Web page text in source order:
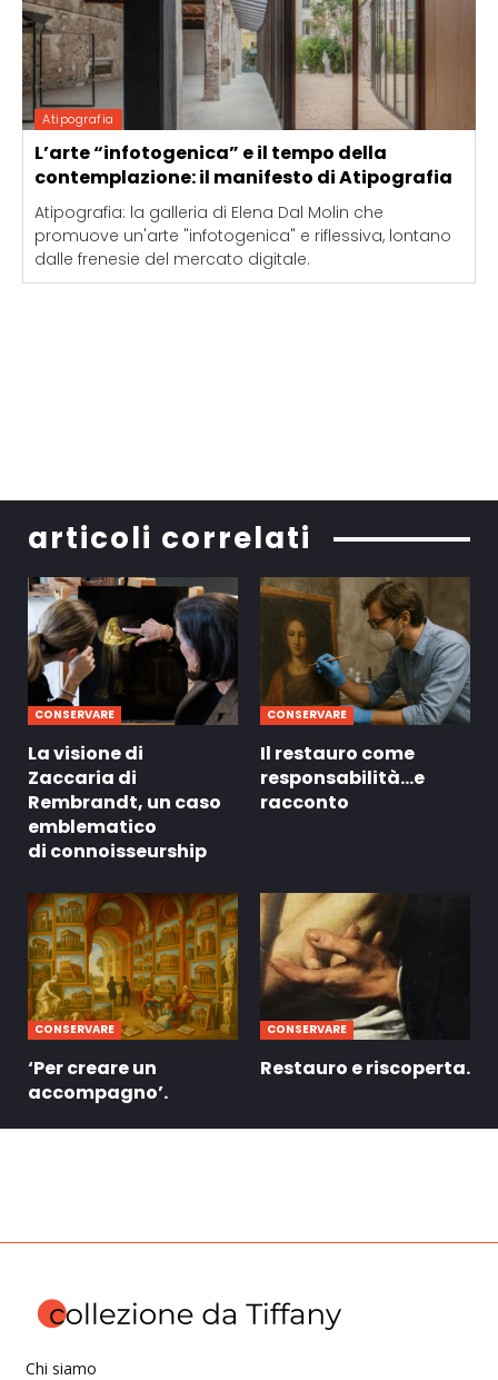
Atipografia
L’arte “infotogenica” e il tempo della
contemplazione: il manifesto di Atipografia
Atipografia: la galleria di Elena Dal Molin che
promuove un'arte "infotogenica" e riflessiva, lontano
dalle frenesie del mercato digitale.
articoli correlati
CONSERVARE
La visione di
Zaccaria di
Rembrandt, un caso
emblematico
di connoisseurship
CONSERVARE
Il restauro come
responsabilità…e
racconto
CONSERVARE
‘Per creare un
accompagno’.
CONSERVARE
Restauro e riscoperta.
Chi siamo